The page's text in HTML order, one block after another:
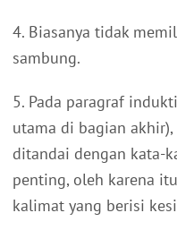
4. Biasanya tidak
sambung.
5. Pada paragraf
utama di bagian
ditandai dengan kata-
penting, oleh karena
kalimat yang berisi